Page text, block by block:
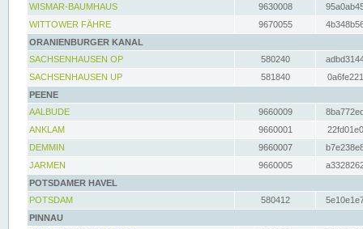
WISMAR-BAUMHAUS
9630008
WITTOWER FÄHRE
9670055
ORANIENBURGER KANAL
SACHSENHAUSEN OP
580240
SACHSENHAUSEN UP
581840
PEENE
AALBUDE
9660009
ANKLAM
9660001
DEMMIN
9660007
JARMEN
9660005
POTSDAMER HAVEL
POTSDAM
580412
PINNAU